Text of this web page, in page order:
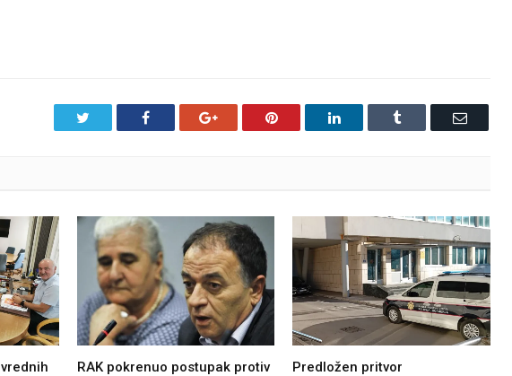
Facebook Google+ Pinterest LinkedIn Tumblr Email
RAK pokrenuo postupak protiv
Predložen pritvor